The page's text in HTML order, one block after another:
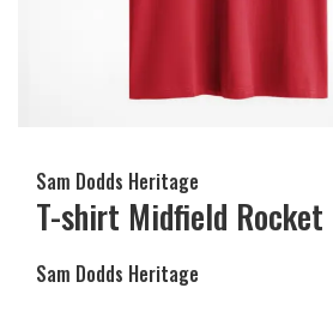
Sam Dodds Heritage
T-shirt Midfield Rocket
Sam Dodds Heritage